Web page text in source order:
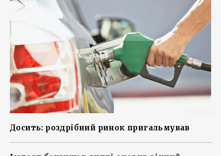
Досить: роздрібний ринок пригальмував